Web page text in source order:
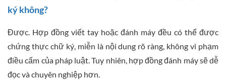
ký không?
Được. Hợp đồng viết tay hoặc đánh máy đều có thể được
chứng thực chữ ký, miễn là nội dung rõ ràng, không vi phạm
điều cấm của pháp luật. Tuy nhiên, hợp đồng đánh máy sẽ dễ
đọc và chuyên nghiệp hơn.